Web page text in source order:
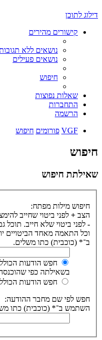
דילוג לתוכן
קישורים מהירים
נושאים ללא
נושאים פעילים
חיפוש
שאלות נפוצות
התחברות
הרשמה
VGF פורומים חיפוש
חיפוש
שאילתת חיפוש
חיפוש מילות מפתח:
הצב + לפני ביטוי שחייב
- לפני ביטוי שלא חייב. תוכל
וכל התאמה מאחד הביטויים
ב־* (כוכבית) כתו משלים.
חפש הודעות
בשאילתה כפי
חפש הודעות
חפש לפי שם מחבר ההודעה:
השתמש ב־* (כוכבית) כתו